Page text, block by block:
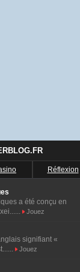
Réflexion
a été conçu en
Jouez
signifiant «
Jouez